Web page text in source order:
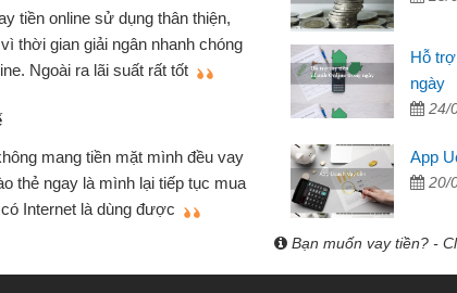
cần tiền gấp nên định cầm cố chiếc xe wave
may đã có gói vay tiền bằng CMND online
gặp mặt nên rất tiện lợi, sẽ giới thiệu cho bạn
doanh buôn bán nhỏ lẻ nhiều lúc cần vốn nhập
biết đến website qua bạn bè giới thiệu tôi đã giải
công việc của mình nhanh chóng
Hỗ
ngày
24/
App
20/
Bạn muốn vay tiền? -